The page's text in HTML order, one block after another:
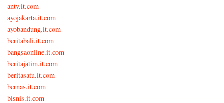
antv.it.com
ayojakarta.it.com
ayobandung.it.com
beritabali.it.com
bangsaonline.it.com
beritajatim.it.com
beritasatu.it.com
bernas.it.com
bisnis.it.com